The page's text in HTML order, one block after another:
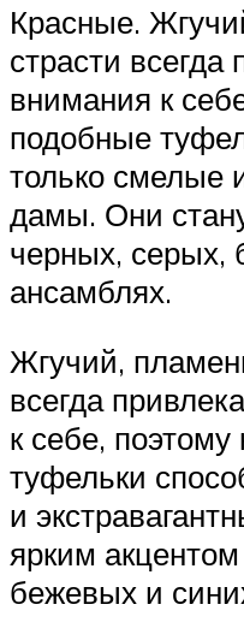
Красные.
страсти всегда
внимания к
подобные
только смелые
дамы. Они
черных, серых,
ансамблях.
Жгучий,
всегда
к себе,
туфельки
и
ярким
бежевых и